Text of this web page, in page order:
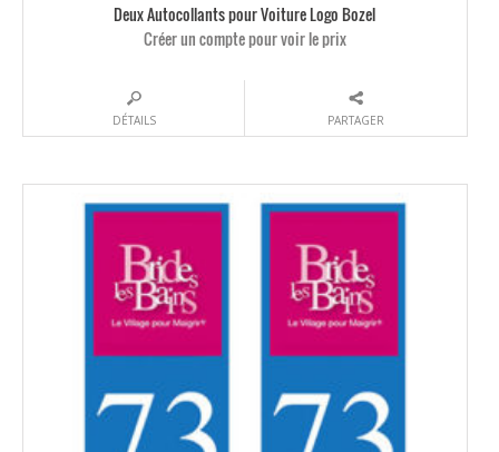
Deux Autocollants pour Voiture Logo Bozel
Créer un compte pour voir le prix
DÉTAILS PARTAGER